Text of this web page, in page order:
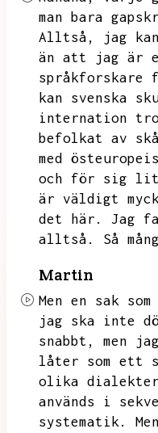
man bara
Alltså,
jag
än att jag är
språkforskare
kan svenska
internation
befolkat av
med
och för sig
är väldigt
det här.
Jag
alltså.
Så
Martin
Men en sak
jag ska inte
snabbt,
men
låter som ett
olika dialekter
används i
systematik.